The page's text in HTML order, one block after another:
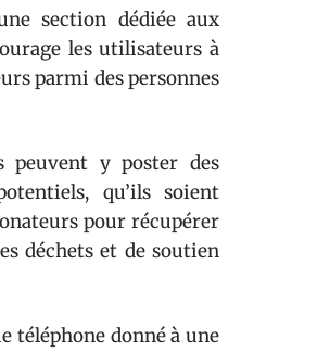
section dédiée aux
les utilisateurs à
parmi des personnes
y poster des
qu’ils soient
pour récupérer
déchets et de soutien
téléphone donné à une